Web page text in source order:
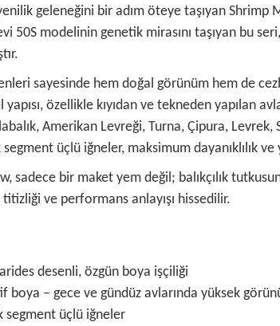
geleneğini bir adım öteye taşıyan
50S modelinin genetik mirasını taşıyan bu
sayesinde hem doğal görünüm hem de
özellikle kıyıdan ve tekneden yapılan
Amerikan Levreği, Turna, Çipura,
üçlü iğneler, maksimum dayanıklılık ve
sadece bir maket yem değil; balıkçılık
ve performans anlayışı hissedilir.
desenli, özgün boya işçiliği
boya – gece ve gündüz avlarında yüksek
segment üçlü iğneler